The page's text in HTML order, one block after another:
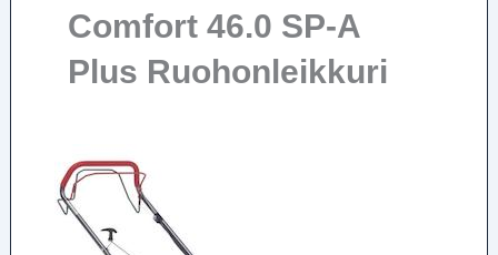
Comfort 46.0 SP-A
Plus Ruohonleikkuri